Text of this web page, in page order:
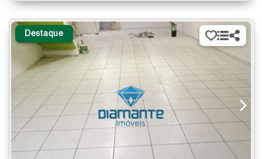
Destaque